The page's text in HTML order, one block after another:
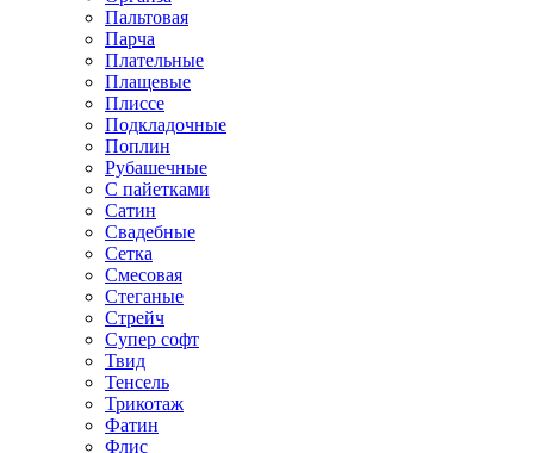
Пальтовая
Парча
Плательные
Плащевые
Плиссе
Подкладочные
Поплин
Рубашечные
С пайетками
Сатин
Свадебные
Сетка
Смесовая
Стеганые
Стрейч
Супер софт
Твид
Тенсель
Трикотаж
Фатин
Флис